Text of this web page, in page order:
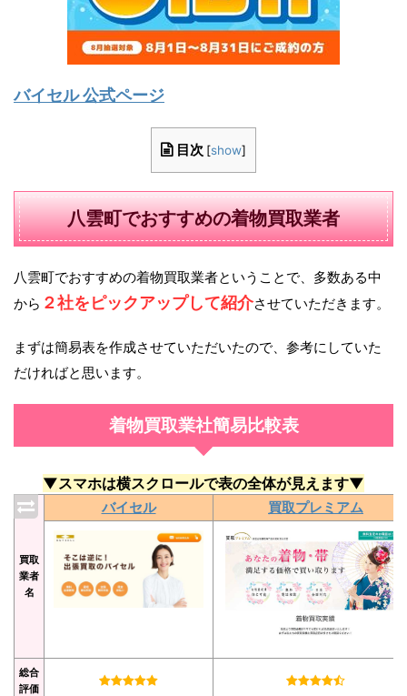
バイセル 公式ページ
目次 [show]
八雲町でおすすめの着物買取業者
八雲町でおすすめの着物買取業者ということで、多数ある中
から ２社をピックアップして紹介させていただきます。
まずは簡易表を作成させていただいたので、参考にしていた
だければと思います。
着物買取業社簡易比較表
▼スマホは横スクロールで表の全体が見えます▼
買取
業者
名
バイセル 買取プレミアム
総合
評価